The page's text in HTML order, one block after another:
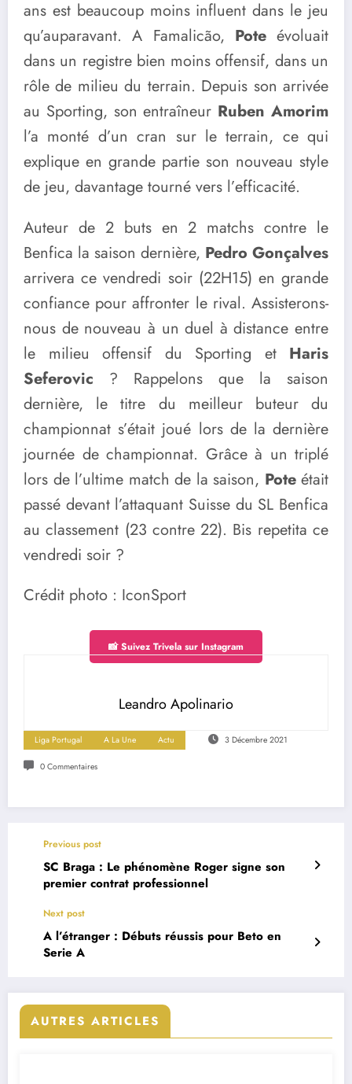
ans est beaucoup moins influent dans le jeu
qu’auparavant. A Famalicão, Poteévoluait
dans un registre bien moins offensif, dans un
rôle de milieu du terrain. Depuis son arrivée
au Sporting, son entraîneur Ruben Amorim
l’a monté d’un cran sur le terrain, ce qui
explique en grande partie son nouveau style
de jeu, davantage tourné vers l’efficacité.
Auteur de 2 buts en 2 matchs contre le
Benfica la saison dernière, Pedro Gonçalves
arrivera ce vendredi soir (22H15) en grande
confiance pour affronter le rival. Assisterons-
nous de nouveau à un duel à distance entre
le milieu offensif du Sporting et Haris
Seferovic ? Rappelons que la saison
dernière, le titre du meilleur buteur du
championnat s’était joué lors de la dernière
journée de championnat. Grâce à un triplé
lors de l’ultime match de la saison, Poteétait
passé devant l’attaquant Suisse du SL Benfica
au classement (23 contre 22). Bis repetita ce
vendredi soir ?
Crédit photo : IconSport
📸 Suivez Trivela sur Instagram
Leandro Apolinario
Liga Portugal A La Une Actu 3 Décembre 2021
0 Commentaires
Previous post
SC Braga : Le phénomène Roger signe son
premier contrat professionnel
Next post
A l’étranger : Débuts réussis pour Beto en
Serie A
AUTRES ARTICLES